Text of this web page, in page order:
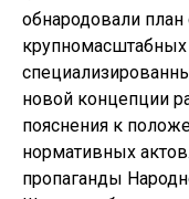
обнародовали план
новой концепции
пояснения к
нормативных
пропаганды